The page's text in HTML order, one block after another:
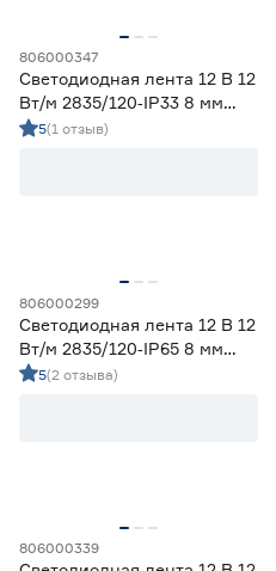
806000347
Светодиодная лента 12 В 12
Вт/м 2835/120‑IP33 8 мм
синий 2 м Geniled
5(1 отзыв)
806000299
Светодиодная лента 12 В 12
Вт/м 2835/120‑IP65 8 мм
теплый 5 м Geniled
5(2 отзыва)
806000339